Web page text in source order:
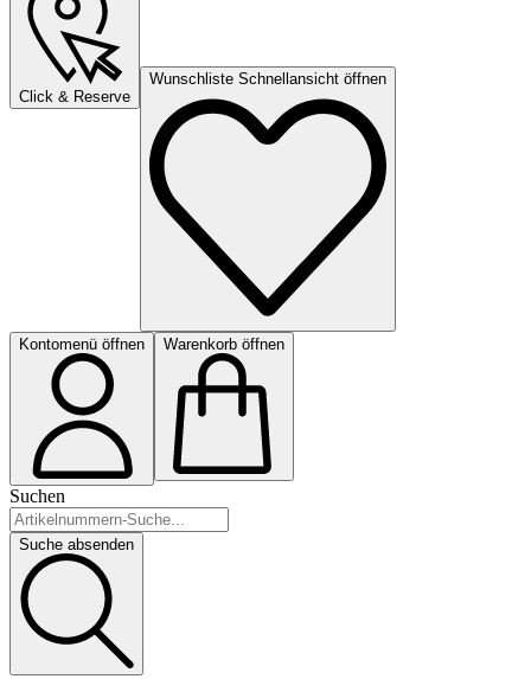
Click & Reserve
Wunschliste Schnellansicht öffnen
Kontomenü öffnen Warenkorb öffnen
Suchen
Suche absenden